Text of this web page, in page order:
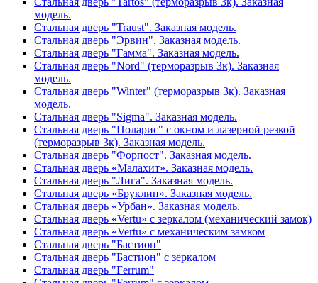
модель.
Стальная дверь "Traust". Заказная модель.
Стальная дверь "Эрвин". Заказная модель.
Стальная дверь "Гамма". Заказная модель.
Стальная дверь "Nord" (терморазрыв 3к). Заказная
модель.
Стальная дверь "Winter" (терморазрыв 3к). Заказная
модель.
Стальная дверь "Sigma". Заказная модель.
Стальная дверь "Поларис" с окном и лазерной резкой
(терморазрыв 3к). Заказная модель.
Стальная дверь "Форпост". Заказная модель.
Стальная дверь «Малахит». Заказная модель.
Стальная дверь "Лига". Заказная модель.
Стальная дверь «Бруклин». Заказная модель.
Стальная дверь «Урбан». Заказная модель.
Стальная дверь «Vertu» с зеркалом (механический замок)
Стальная дверь «Vertu» с механическим замком
Стальная дверь "Бастион"
Стальная дверь "Бастион" с зеркалом
Стальная дверь "Ferrum"